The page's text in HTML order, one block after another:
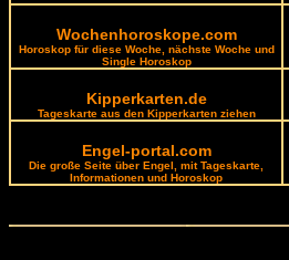
Wochenhoroskope.com
Horoskop für diese Woche, nächste Woche und
Single Horoskop
Kipperkarten.de
Tageskarte aus den Kipperkarten ziehen
Engel-portal.com
Die große Seite über Engel, mit Tageskarte,
Informationen und Horoskop